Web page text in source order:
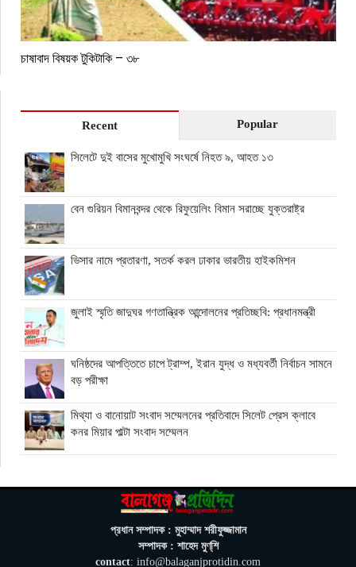
চাষাবাদ বিষয়ক টুকিটাকি – ৩৮
Recent Popular
সিলেটে দুই বাসের মুখোমুখি সংঘর্ষে নিহত ৯, আহত ১৩
বেন গুরিয়ন বিমানবন্দর থেকে রিফুয়েলিং বিমান সরাচ্ছে যুক্তরাষ্ট্র
ভিসার নামে প্রতারণা, সতর্ক করল ঢাকার ভারতীয় হাইকমিশন
জুলাই স্মৃতি জাদুঘর গণতান্ত্রিক আন্দোলনের প্রতিচ্ছবি: প্রধানমন্ত্রী
ঘনিষ্ঠদের আপত্তিতে চাপে ট্রাম্প, ইরান যুদ্ধ ও মধ্যবর্তী নির্বাচন সামনে
বড় পরীক্ষা
মিথ্যা ও বানোয়াট সংবাদ সম্মেলনের প্রতিবাদে সিলেট প্রেস ক্লাবে
কনর মিয়ার পাল্টা সংবাদ সম্মেলন
হুঁশিয়ারি বিদ্যুৎ বিভাগের
প্রধান সম্পাদক : মুহাম্মাদ শরীফুজ্জামান
সম্পাদক : শাহেদ মুণ্‌শি
contact: info@balaganjprotidin.com